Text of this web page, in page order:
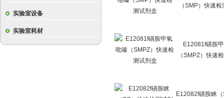
实验室设备
实验室耗材
（SMP）快速
E12081f磺胺
（SMPZ）快速
E12082f磺胺眯